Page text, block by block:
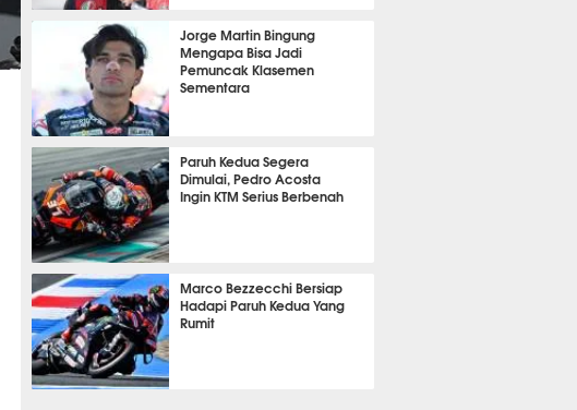
12 jam 29 menit lalu
Jorge Martin Bingung
Mengapa Bisa Jadi
Pemuncak Klasemen
Sementara
12 jam 35 menit lalu
Paruh Kedua Segera
Dimulai, Pedro Acosta
Ingin KTM Serius Berbenah
12 jam 43 menit lalu
Marco Bezzecchi Bersiap
Hadapi Paruh Kedua Yang
Rumit